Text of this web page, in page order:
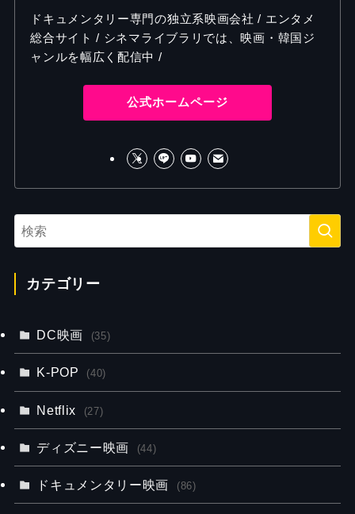
ドキュメンタリー専門の独立系映画会社 / エンタメ
総合サイト / シネマライブラリでは、映画・韓国ジ
ャンルを幅広く配信中 /
公式ホームページ
カテゴリー
DC映画 (35)
K-POP (40)
Netflix (27)
ディズニー映画 (44)
ドキュメンタリー映画 (86)